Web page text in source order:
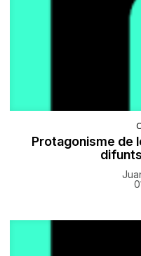
Protagonisme de